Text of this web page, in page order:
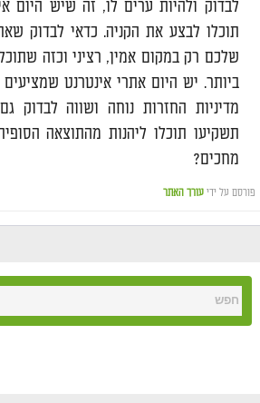
לבדוק ולהיות ערים לו, זה שיש היום
תוכלו לבצע את הקניה. כדאי לבדוק
שלכם רק במקום אמין, רציני וכזה
ביותר. יש היום אתרי אינטרנט
מדיניות החזרות נוחה ושווה לבדוק
תשקיעו תוכלו ליהנות מהתוצאה
מחכים?
פורסם על ידי עורך האתר